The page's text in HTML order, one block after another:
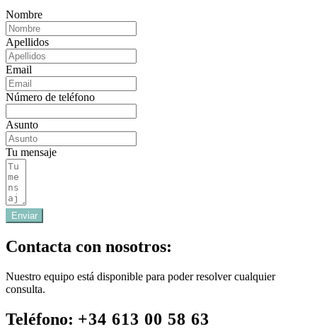
Nombre
Apellidos
Email
Número de teléfono
Asunto
Tu mensaje
Enviar
Contacta con nosotros:
Nuestro equipo está disponible para poder resolver cualquier
consulta.
Teléfono: +34 613 00 58 63